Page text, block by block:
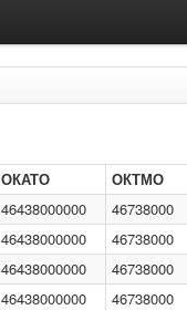
ОКАТО ОКТМО
46438000000 46738000
46438000000 46738000
46438000000 46738000
46438000000 46738000